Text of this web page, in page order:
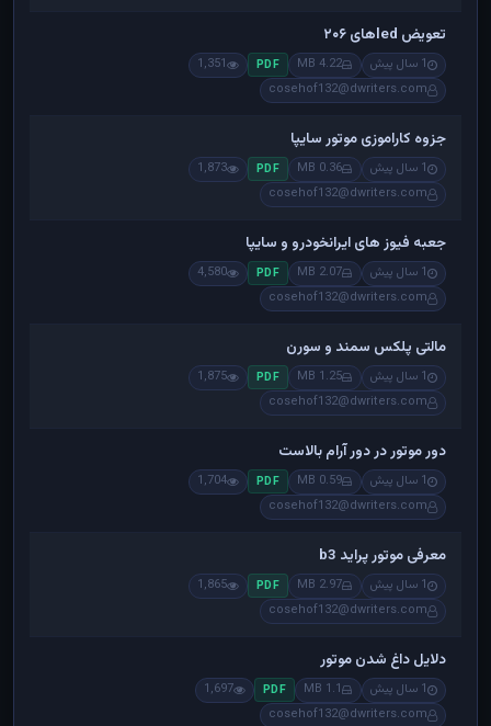
تعویض ledهای ۲۰۶
1 سال پیش 4.22 MB
PDF
1,351
cosehof132@dwriters.com
جزوه کاراموزی موتور سایپا
1 سال پیش 0.36 MB
PDF
1,873
cosehof132@dwriters.com
جعبه فیوز های ایرانخودرو و سایپا
1 سال پیش 2.07 MB
PDF
4,580
cosehof132@dwriters.com
مالتی پلکس سمند و سورن
1 سال پیش 1.25 MB
PDF
1,875
cosehof132@dwriters.com
دور موتور در دور آرام بالاست
1 سال پیش 0.59 MB
PDF
1,704
cosehof132@dwriters.com
معرفی موتور پراید b3
1 سال پیش 2.97 MB
PDF
1,865
cosehof132@dwriters.com
دلایل داغ شدن موتور
1 سال پیش 1.1 MB
PDF
1,697
cosehof132@dwriters.com